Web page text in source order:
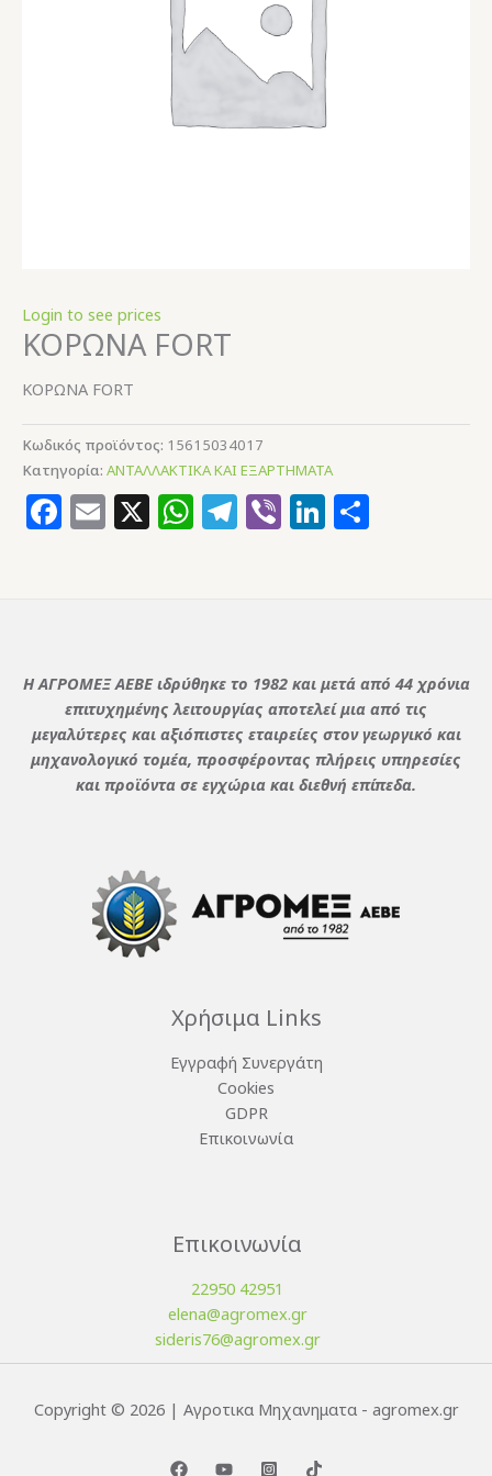
Login to see prices
ΚΟΡΩΝΑ FORT
ΚΟΡΩΝΑ FORT
Κωδικός προϊόντος: 15615034017
Κατηγορία: ΑΝΤΑΛΛΑΚΤΙΚΑ ΚΑΙ ΕΞΑΡΤΗΜΑΤΑ
Facebook
Email
X WhatsApp
Telegram
ViberLinkedIn
Η ΑΓΡΟΜΕΞ ΑΕΒΕ ιδρύθηκε το 1982 και μετά από 44 χρόνια
επιτυχημένης λειτουργίας αποτελεί μια από τις
μεγαλύτερες και αξιόπιστες εταιρείες στον γεωργικό και
μηχανολογικό τομέα, προσφέροντας πλήρεις υπηρεσίες
και προϊόντα σε εγχώρια και διεθνή επίπεδα.
Χρήσιμα Links
Εγγραφή Συνεργάτη
Cookies
GDPR
Επικοινωνία
Επικοινωνία
22950 42951
elena@agromex.gr
sideris76@agromex.gr
Copyright © 2026 | Αγροτικα Μηχανηματα - agromex.gr